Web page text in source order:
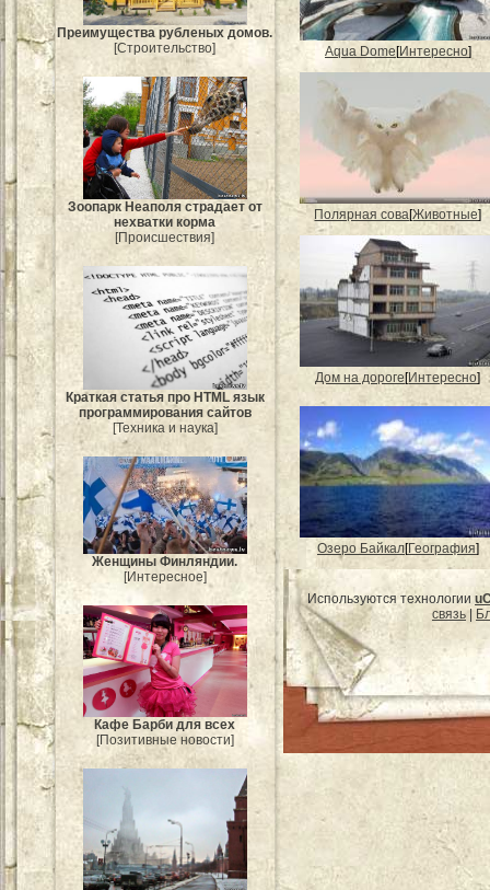
Преимущества рубленых домов.
[Строительство]
Зоопарк Неаполя страдает от
нехватки корма
[Происшествия]
Краткая статья про HTML язык
программирования сайтов
[Техника и наука]
Женщины Финляндии.
[Интересное]
Кафе Барби для всех
[Позитивные новости]
Aqua Dome [Интересно]
Полярная сова[Животные]
Дом на дороге [Интересно]
Озеро Байкал[География]
Используются технологии
связь